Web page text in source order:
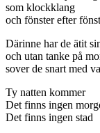
som klockklang
och fönster efter
Därinne har de ätit
och utan tanke på
sover de snart med
Ty natten kommer
Det finns ingen
Det finns ingen stad